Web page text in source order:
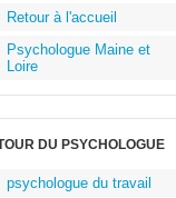
Retour à l'accueil
Psychologue Maine et
Loire
DU PSYCHOLOGUE
psychologue du travail